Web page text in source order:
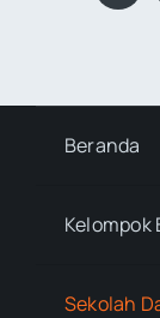
Beranda
Kelompok
Sekolah